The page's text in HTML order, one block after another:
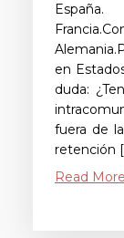
en
duda:
fuera de
retención
Read More